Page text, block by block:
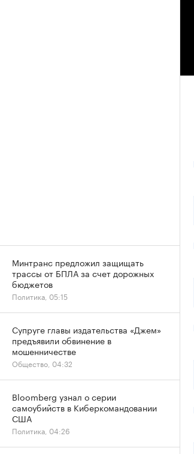
Минтранс предложил защищать
трассы от БПЛА за счет дорожных
бюджетов
Политика, 05:15
Супруге главы издательства «Джем»
предъявили обвинение в
мошенничестве
Общество, 04:32
Bloomberg узнал о серии
самоубийств в Киберкомандовании
США
Политика, 04:26